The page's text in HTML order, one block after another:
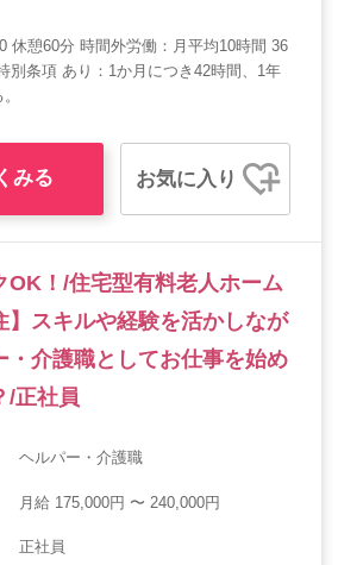
休憩60分 時間外労働：月平均10時間 36
別条項 あり：1か月につき42時間、1年
みる お気に入り
OK！/住宅型有料老人ホーム
】スキルや経験を活かしなが
・介護職としてお仕事を始め
/正社員
ヘルパー・介護職
月給 175,000円 〜 240,000円
正社員